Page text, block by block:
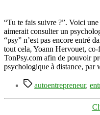
“Tu te fais suivre ?”. Voici
aimerait consulter un
“psy” n’est pas encore entré
tout cela, Yoann Hervouet,
TonPsy.com afin de pouvoir
psychologique à distance,
Étiquettes
autoentrepreneur,